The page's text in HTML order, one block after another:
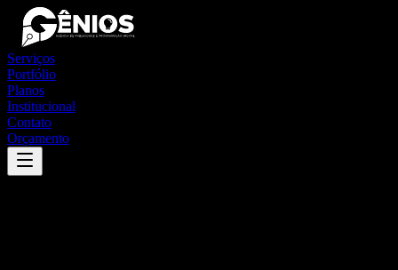
Serviços
Portfólio
Planos
Institucional
Contato
Orçamento